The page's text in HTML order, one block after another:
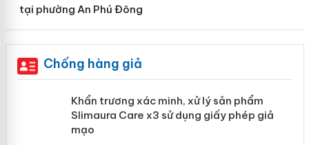
tại phường An Phú Đông
Chống hàng giả
Khẩn trương xác minh, xử lý sản phẩm
Slimaura Care x3 sử dụng giấy phép